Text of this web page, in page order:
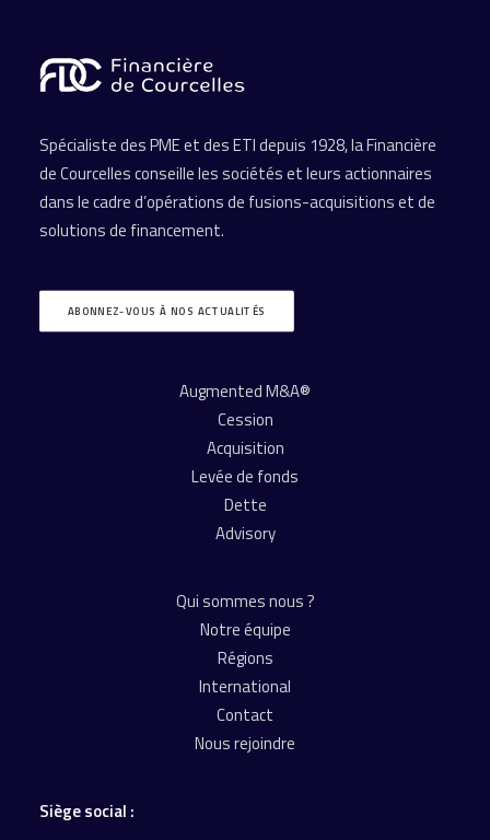
Spécialiste des PME et des ETI depuis 1928, la Financière
de Courcelles conseille les sociétés et leurs actionnaires
dans le cadre d’opérations de fusions-acquisitions et de
solutions de financement.
ABONNEZ-VOUS À NOS ACTUALITÉS
Augmented M&A®
Cession
Acquisition
Levée de fonds
Dette
Advisory
Qui sommes nous ?
Notre équipe
Régions
International
Contact
Nous rejoindre
Siège social :